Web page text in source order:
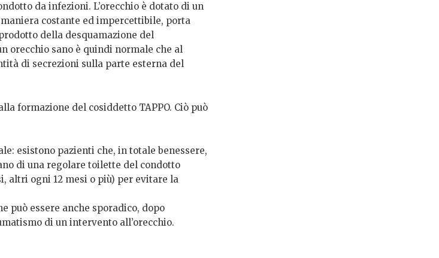
da infezioni. L’orecchio è dotato di un
costante ed impercettibile, porta
della desquamazione del
orecchio sano è quindi normale che al
di secrezioni sulla parte esterna del
formazione del cosiddetto TAPPO. Ciò può
esistono pazienti che, in totale benessere,
di una regolare toilette del condotto
altri ogni 12 mesi o più) per evitare la
può essere anche sporadico, dopo
di un intervento all’orecchio.